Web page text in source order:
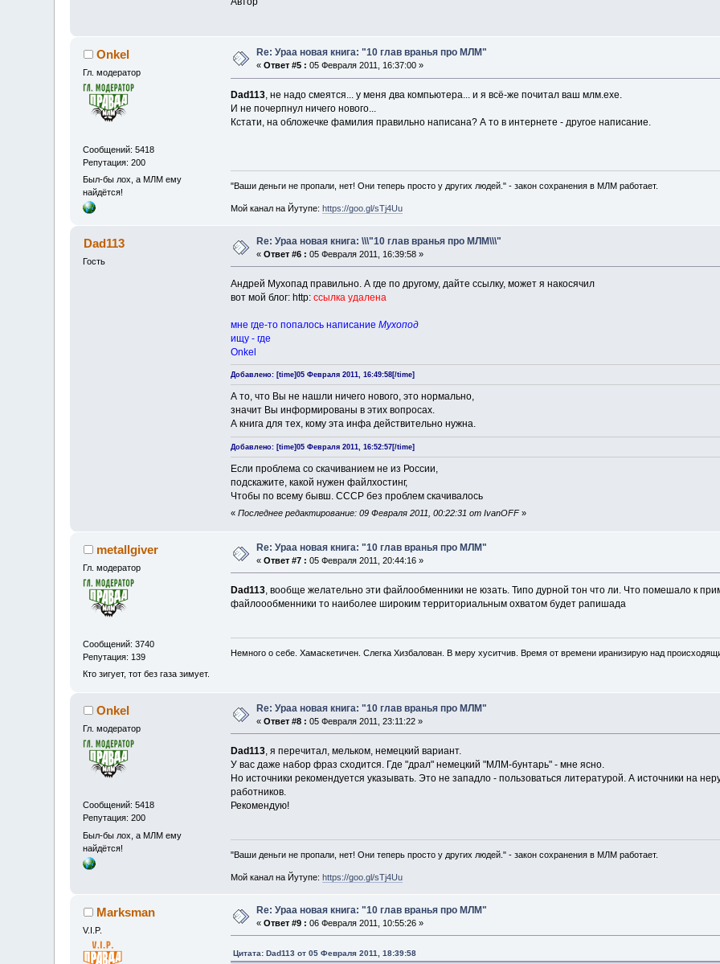
Onkel
Гл. модератор
Сообщений: 5418
Репутация: 200
Был-бы лох, а МЛМ ему
найдётся!
Re: Ураа новая книга: "10 глав вранья про МЛМ"
«Ответ #5 : 05 Февраля 2011, 16:37:00 »
Dad113, не надо смеятся... у меня два компьютера... и я всё-же почитал ваш млм.exe.
И не почерпнул ничего нового...
Кстати, на обложечке фамилия правильно написана? А то в интернете - другое написание.
"Ваши деньги не пропали, нет! Они теперь просто у других людей." - закон сохранения в МЛМ работает.
Мой канал на Йутупе: https://goo.gl/sTj4Uu
Dad113
Гость
Re: Ураа новая книга: \\\"10 глав вранья про МЛМ\\\"
«Ответ #6 : 05 Февраля 2011, 16:39:58 »
Андрей Мухопад правильно. А где по другому, дайте ссылку, может я накосячил
вот мой блог: http: ссылка удалена
мне где-то попалось написание Мухопод
ищу - где
Onkel
Добавлено: [time]05 Февраля 2011, 16:49:58[/time]
А то, что Вы не нашли ничего нового, это нормально,
значит Вы информированы в этих вопросах.
А книга для тех, кому эта инфа действительно нужна.
Добавлено: [time]05 Февраля 2011, 16:52:57[/time]
Если проблема со скачиванием не из России,
подскажите, какой нужен файлхостинг,
Чтобы по всему бывш. СССР без проблем скачивалось
« Последнее редактирование: 09 Февраля 2011, 00:22:31 от IvanOFF»
metallgiver
Гл. модератор
Сообщений: 3740
Репутация: 139
Кто зигует, тот без газа зимует.
Re: Ураа новая книга: "10 глав вранья про МЛМ"
«Ответ #7 : 05 Февраля 2011, 20:44:16 »
Dad113, вообще желательно эти файлообменники не юзать. Типо дурной тон что ли. Что помешало к
файлоообменники то наиболее широким территориальным охватом будет рапишада
Немного о себе. Хамаскетичен. Слегка Хизбалован. В меру хуситчив. Время от времени иранизирую над
Onkel
Гл. модератор
Сообщений: 5418
Репутация: 200
Был-бы лох, а МЛМ ему
найдётся!
Re: Ураа новая книга: "10 глав вранья про МЛМ"
«Ответ #8 : 05 Февраля 2011, 23:11:22 »
Dad113, я перечитал, мельком, немецкий вариант.
У вас даже набор фраз сходится. Где "драл" немецкий "МЛМ-бунтарь" - мне ясно.
Но источники рекомендуется указывать. Это не западло - пользоваться литературой. А источники на
работников.
Рекомендую!
"Ваши деньги не пропали, нет! Они теперь просто у других людей." - закон сохранения в МЛМ работает.
Мой канал на Йутупе: https://goo.gl/sTj4Uu
Marksman
V.I.P.
Re: Ураа новая книга: "10 глав вранья про МЛМ"
«Ответ #9 : 06 Февраля 2011, 10:55:26 »
Цитата: Dad113 от 05 Февраля 2011, 18:39:58